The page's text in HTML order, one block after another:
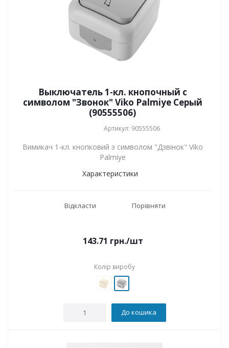
Выключатель 1-кл. кнопочный с
символом "Звонок" Viko Palmiye Серый
(90555506)
Артикул: 90555506
Вимикач 1-кл. кнопковий з символом "Дзвінок" Viko
Palmiye
Характеристики
Відкласти Порівняти
143.71 грн./шт
Колір виробу
До кошика